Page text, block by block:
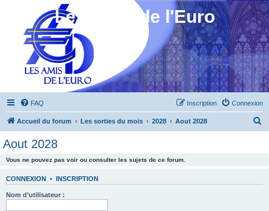
Les Amis de l'Euro
FAQ Connexion
Inscription
Accueil du forum Les sorties du mois 2028 Aout 2028
Aout 2028
Vous ne pouvez pas voir ou consulter les sujets de ce forum.
CONNEXION • INSCRIPTION
Nom d’utilisateur :